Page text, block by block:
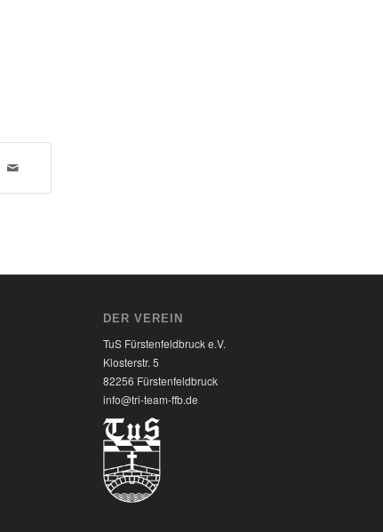
DER VEREIN
TuS Fürstenfeldbruck e.V.
Klosterstr. 5
82256 Fürstenfeldbruck
info@tri-team-ffb.de